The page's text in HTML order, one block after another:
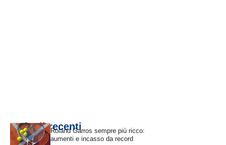
Articoli recentiRoland Garros sempre più ricco:
aumenti e incasso da record